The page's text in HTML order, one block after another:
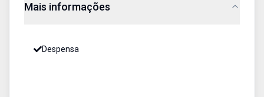
Mais informações
Despensa